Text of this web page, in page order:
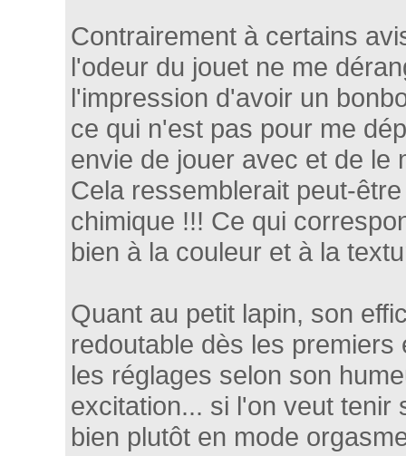
Contrairement à certains
l'odeur du jouet ne me
l'impression d'avoir un
ce qui n'est pas pour me
envie de jouer avec et de le
Cela ressemblerait peut-
chimique !!! Ce qui
bien à la couleur et à la
Quant au petit lapin, son
redoutable dès les premiers
les réglages selon son
excitation... si l'on veut tenir
bien plutôt en mode